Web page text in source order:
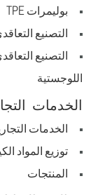
بوليمرات TPE
التصنيع التعاقدي
التصنيع التعاقدي
اللوجستية
الخدمات
الخدمات التجارية
توزيع المواد
المنتجات